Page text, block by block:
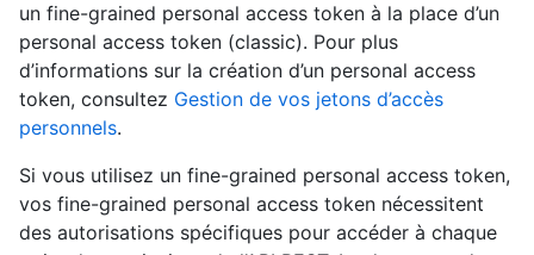
un fine-grained personal access token à la place d’un
personal access token (classic). Pour plus
d’informations sur la création d’un personal access
token, consultez Gestion de vos jetons d’accès
personnels.
Si vous utilisez un fine-grained personal access token,
vos fine-grained personal access token nécessitent
des autorisations spécifiques pour accéder à chaque